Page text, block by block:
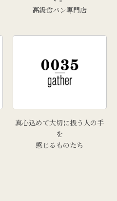
高級食パン専門店
真心込めて大切に扱う人の手
を
感じるものたち